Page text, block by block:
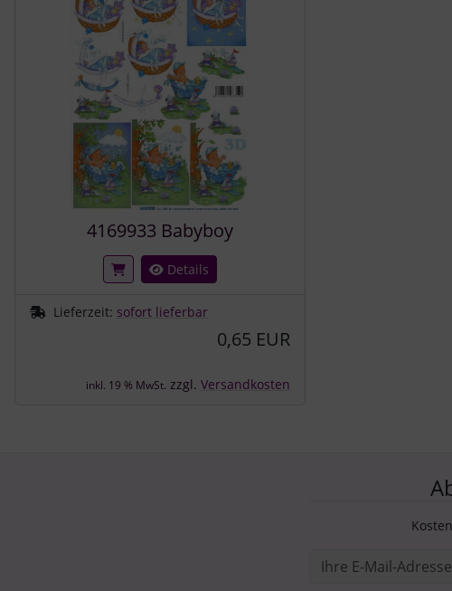
4169933 Babyboy
Details
Lieferzeit: sofort lieferbar
0,65 EUR
inkl. 19 % MwSt. zzgl. Versandkosten